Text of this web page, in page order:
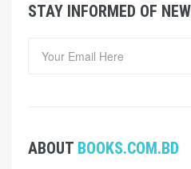
STAY INFORMED OF
ABOUT BOOKS.COM.BD